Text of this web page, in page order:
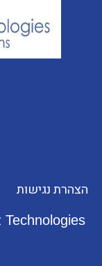
הצהרתנגישות